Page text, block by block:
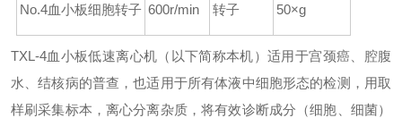
No.4血小板细胞转子 600r/min 转子 50×g
TXL-4血小板低速离心机（以下简称本机）适用于宫颈癌、腔腹
水、结核病的普查，也适用于所有体液中细胞形态的检测，用取
样刷采集标本，离心分离杂质，将有效诊断成分（细胞、细菌）